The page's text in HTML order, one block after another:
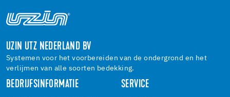
UZIN UTZ NEDERLAND BV
Systemen voor het voorbereiden van de ondergrond en het
verlijmen van alle soorten bedekking.
BEDRIJFSINFORMATIE SERVICE